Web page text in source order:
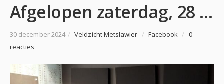
Afgelopen zaterdag, 28 december 2024, werd de 18e editie van het Mitselwjister Gesloten Darts gegooi…
30 december 2024 / Veldzicht Metslawier / Facebook / 0
reacties